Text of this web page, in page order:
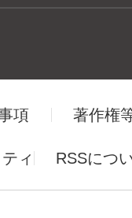
項 著作権
ィ RSSにつ